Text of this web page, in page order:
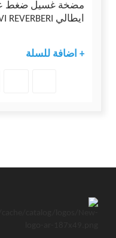
ايطالي ANNOVI REVERBERI
+ اضافة للسلة